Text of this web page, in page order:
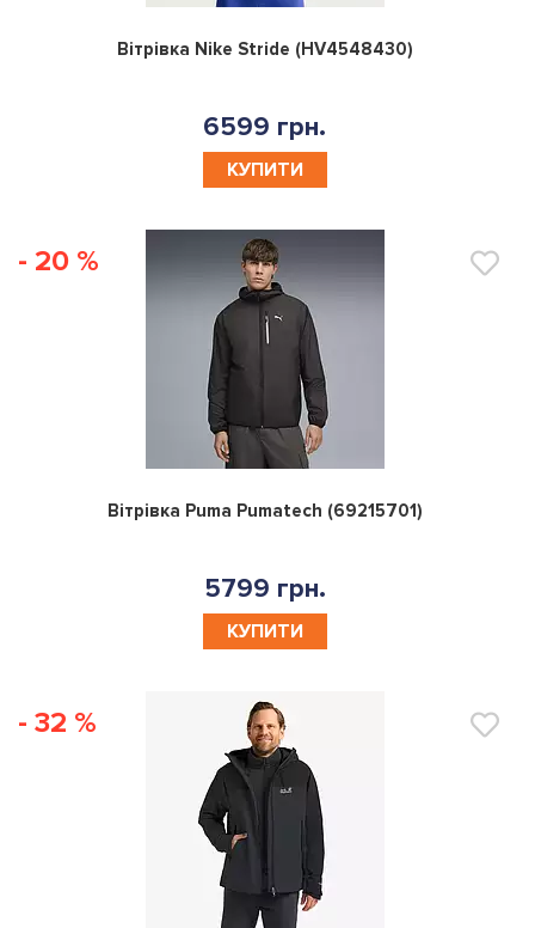
0
Вітрівка Nike Stride (HV4548430)
6599 грн.
КУПИТИ
- 20 %
0
Вітрівка Puma Pumatech (69215701)
5799 грн.
КУПИТИ
- 32 %